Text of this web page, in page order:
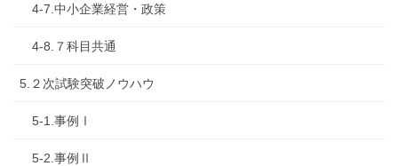
4-7.中小企業経営・政策
4-8.７科目共通
5.２次試験突破ノウハウ
5-1.事例Ⅰ
5-2.事例Ⅱ